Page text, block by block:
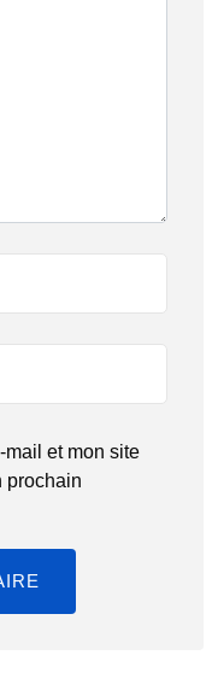
mail et mon site
prochain